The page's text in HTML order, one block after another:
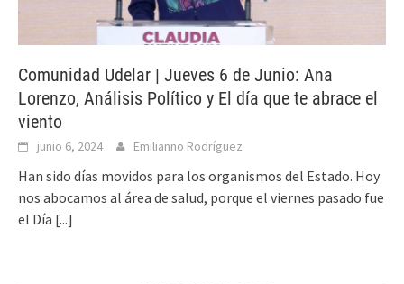
Comunidad Udelar | Jueves 6 de Junio: Ana
Lorenzo, Análisis Político y El día que te abrace el
viento
junio 6, 2024 Emilianno Rodríguez
Han sido días movidos para los organismos del Estado. Hoy
nos abocamos al área de salud, porque el viernes pasado fue
el Día [...]